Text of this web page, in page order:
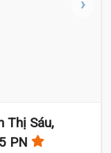
Thị Sáu,
PN